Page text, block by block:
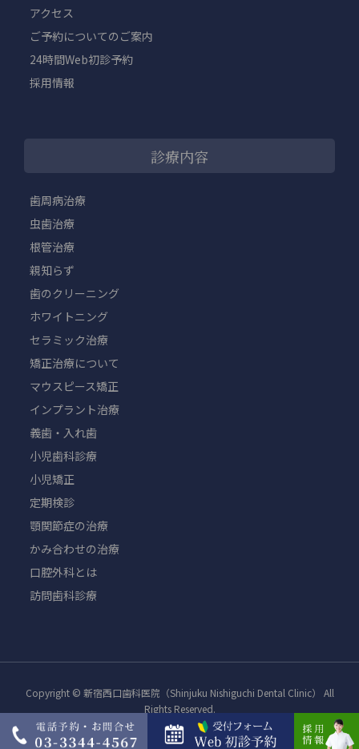
アクセス
ご予約についてのご案内
24時間Web初診予約
採用情報
診療内容
歯周病治療
虫歯治療
根管治療
親知らず
歯のクリーニング
ホワイトニング
セラミック治療
矯正治療について
マウスピース矯正
インプラント治療
義歯・入れ歯
小児歯科診療
小児矯正
定期検診
顎関節症の治療
かみ合わせの治療
口腔外科とは
訪問歯科診療
Copyright © 新宿西口歯科医院（Shinjuku Nishiguchi Dental Clinic） All
Rights Reserved.